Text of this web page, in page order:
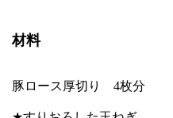
材料
豚ロース厚切り 4枚分